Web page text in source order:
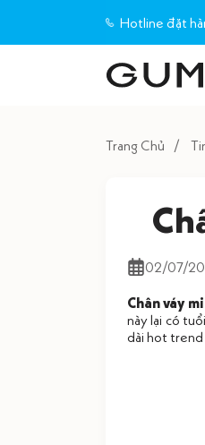
Hotline đặt
Trang Chủ
02/07/
Chân váy
này lại có
dài hot trend